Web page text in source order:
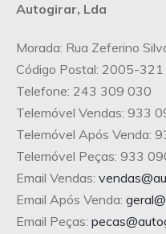
Autogirar, Lda
Morada: Rua Zeferino
Código Postal: 2005-321
Telefone: 243 309 030
Telemóvel Vendas: 933
Telemóvel Após Venda:
Telemóvel Peças: 933
Email Vendas:
Email Após Venda:
Email Peças: